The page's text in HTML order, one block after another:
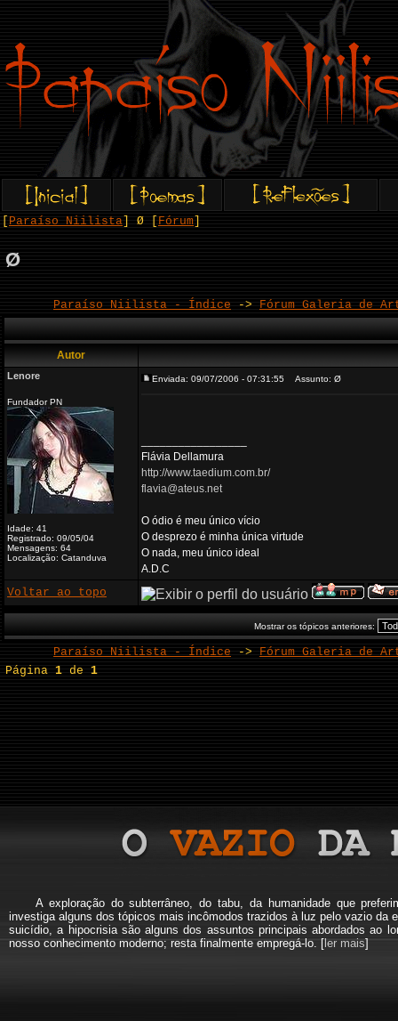
Paraíso Niilista ] Ø [ Fórum
Ø
Paraíso Niilista - Índice -> Fórum Galeria de
Autor
Lenore
Fundador PN
Idade: 41
Registrado: 09/05/04
Mensagens: 64
Localização: Catanduva
Enviada: 09/07/2006 - 07:31:55 Assunto: Ø
Flávia Dellamura
http://www.taedium.com.br/
flavia@ateus.net
O ódio é meu único vício
O desprezo é minha única virtude
O nada, meu único ideal
A.D.C
Voltar ao topo
Mostrar os tópicos anteriores:
Paraíso Niilista - Índice -> Fórum Galeria de
Página1 de1
A exploração do subterrâneo, do tabu, da humanidade que
investiga alguns dos tópicos mais incômodos trazidos à luz pelo vazio da
suicídio, a hipocrisia são alguns dos assuntos principais abordados ao
nosso conhecimento moderno; resta finalmente empregá-lo. [ler mais]